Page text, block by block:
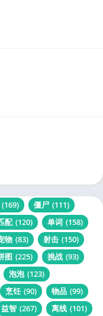
(169) 僵尸 (111)
配 (120) 单词 (158)
物 (83) 射击 (150)
图 (225) 挑战 (93)
泡泡 (123)
烹饪 (90) 物品 (99)
益智 (267) 离线 (101)